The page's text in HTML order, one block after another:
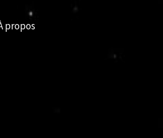
propos